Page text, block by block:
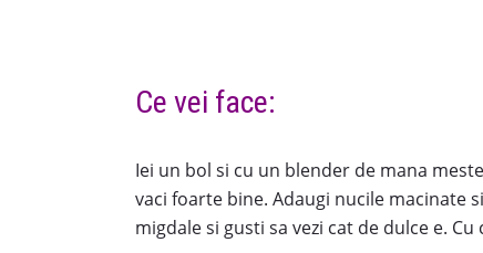
Ce vei face:
Iei un bol si cu un blender de mana
vaci foarte bine. Adaugi nucile macinate
migdale si gusti sa vezi cat de dulce e.